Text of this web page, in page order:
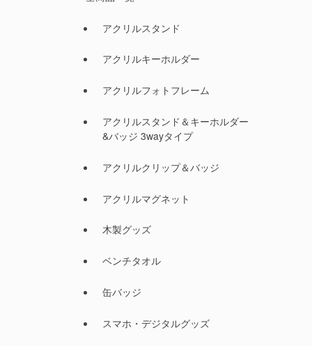
アクリルスタンド
アクリルキーホルダー
アクリルフォトフレーム
アクリルスタンド＆キーホルダー
&バッジ 3wayタイプ
アクリルクリップ＆バッジ
アクリルマグネット
木製グッズ
ベンチタオル
缶バッジ
スマホ・デジタルグッズ